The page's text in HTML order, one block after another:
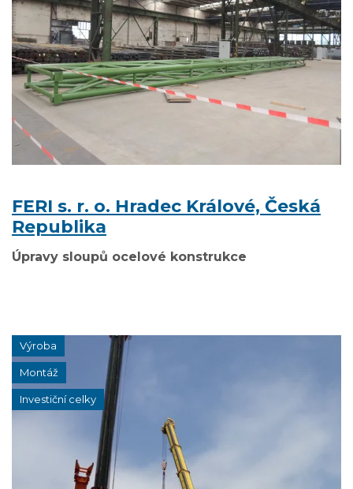
FERI s. r. o. Hradec Králové, Česká
Republika
Úpravy sloupů ocelové konstrukce
Výroba
Montáž
Investiční celky